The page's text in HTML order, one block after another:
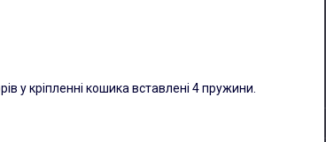
у кріпленні кошика вставлені 4 пружини.